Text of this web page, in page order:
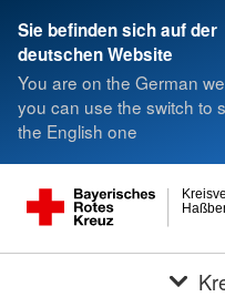
Sie befinden sich auf der
deutschen Website
You are on the German
you can use the switch to
the English one